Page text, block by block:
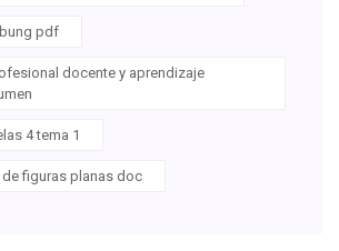
pdf
docente y aprendizaje
4 tema 1
de figuras planas doc